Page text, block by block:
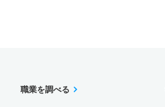
職業を調べる